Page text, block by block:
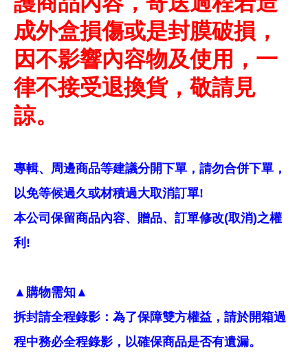
成外盒損傷或是封膜破損，
因不影響內容物及使用，一
律不接受退換貨，敬請見
諒。
專輯、周邊商品等建議分開下單，請勿合併下單，
以免等候過久或材積過大取消訂單!
本公司保留商品內容、贈品、訂單修改(取消)之權
利!
▲購物需知▲
拆封請全程錄影：為了保障雙方權益，請於開箱過
程中務必全程錄影，以確保商品是否有遺漏。